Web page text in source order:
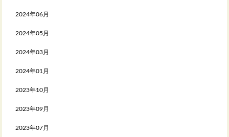
2024年06月
2024年05月
2024年03月
2024年01月
2023年10月
2023年09月
2023年07月